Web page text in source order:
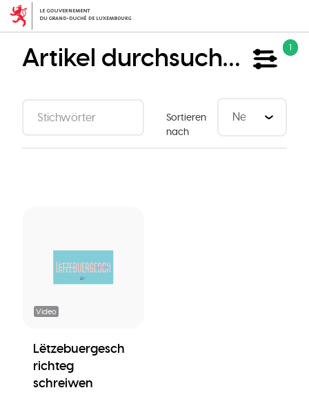
Direkt
zum
Artikel durchsuchen 1
Sortieren
nach
Video
Lëtzebuergesch
richteg
schreiwen